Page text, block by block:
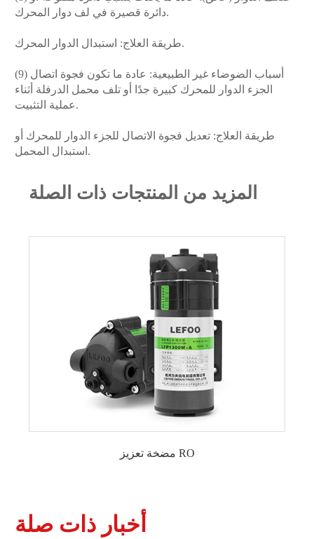
دائرة قصيرة في لف دوار المحرك.
طريقة العلاج: استبدال الدوار المحرك.
(9) أسباب الضوضاء غير الطبيعية: عادة ما تكون فجوة اتصال
الجزء الدوار للمحرك كبيرة جدًا أو تلف محمل الدرفلة أثناء
عملية التثبيت.
طريقة العلاج: تعديل فجوة الاتصال للجزء الدوار للمحرك أو
استبدال المحمل.
المزيد من المنتجات ذات الصلة
12VDC RO مضخة معززة
مضخة معززة RO 36VDC
115VAC RO مضخة معززة
مضخة تعزيز RO
أخبار ذات صلة